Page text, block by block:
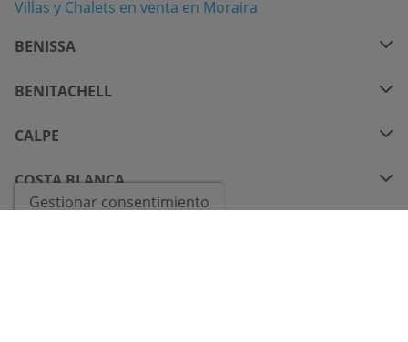
Villas y Chalets en venta en Moraira
BENISSA
BENITACHELL
CALPE
COSTA BLANCA
Gestionar consentimiento